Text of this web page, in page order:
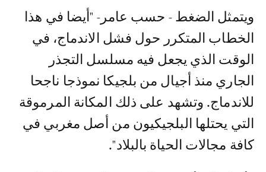
ويتمثل الضغط - حسب عامر- "أيضا في هذا
الخطاب المتكرر حول فشل الاندماج، في
الوقت الذي يجعل فيه مسلسل التجذر
الجاري منذ أجيال من بلجيكا نموذجا ناجحا
للاندماج. وتشهد على ذلك المكانة المرموقة
التي يحتلها البلجيكيون من أصل مغربي في
كافة مجالات الحياة بالبلاد".